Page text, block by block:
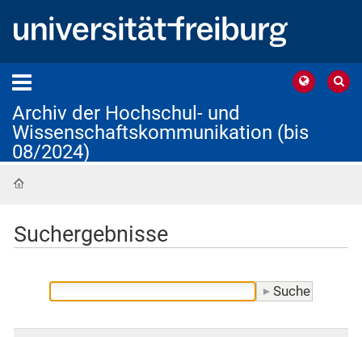
Archiv der Hochschul- und
Wissenschaftskommunikation (bis
08/2024)
Suchergebnisse